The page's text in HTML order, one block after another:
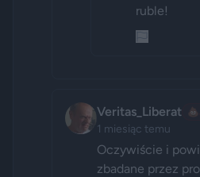
ruble!
Veritas_Liberat 💩
1 miesiąc temu
Oczywiście i
zbadane przez